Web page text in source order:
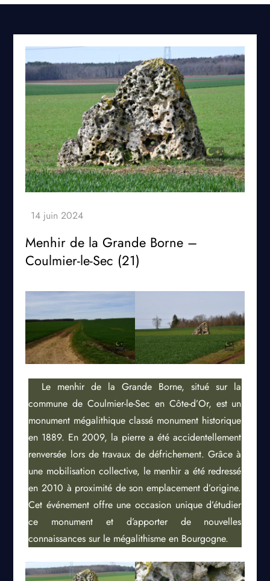
Menhir de la Grande Borne –
Coulmier-le-Sec (21)
Le menhir de la Grande Borne, situé sur la
commune de Coulmier-le-Sec en Côte-d’Or, est un
monument mégalithique classé monument historique
en 1889. En 2009, la pierre a été accidentellement
renversée lors de travaux de défrichement. Grâce à
une mobilisation collective, le menhir a été redressé
en 2010 à proximité de son emplacement d’origine.
Cet événement offre une occasion unique d’étudier
ce monument et d’apporter de nouvelles
connaissances sur le mégalithisme en Bourgogne.